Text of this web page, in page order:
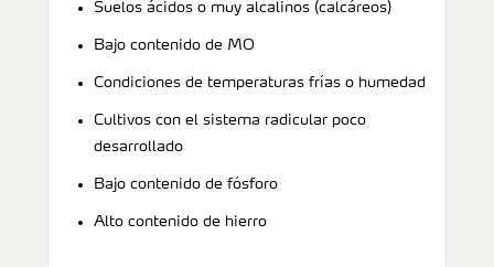
Suelos ácidos o muy alcalinos (calcáreos)
Bajo contenido de MO
Condiciones de temperaturas frías o humedad
Cultivos con el sistema radicular poco
desarrollado
Bajo contenido de fósforo
Alto contenido de hierro